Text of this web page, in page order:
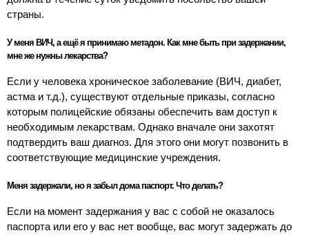
страны.
У меня ВИЧ, а ещё я принимаю метадон. Как мне быть при задержании,
мне же нужны лекарства?
Если у человека хроническое заболевание (ВИЧ, диабет,
астма и т.д.), существуют отдельные приказы, согласно
которым полицейские обязаны обеспечить вам доступ к
необходимым лекарствам. Однако вначале они захотят
подтвердить ваш диагноз. Для этого они могут позвонить в
соответствующие медицинские учреждения.
Меня задержали, но я забыл дома паспорт. Что делать?
Если на момент задержания у вас с собой не оказалось
паспорта или его у вас нет вообще, вас могут задержать до